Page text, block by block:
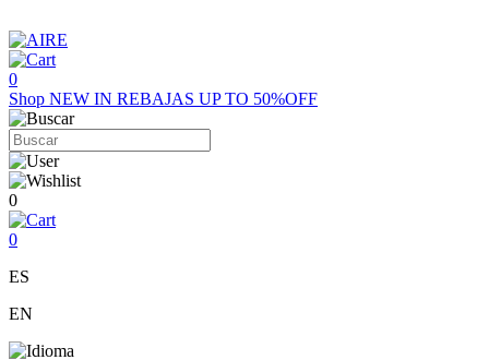
0
Shop NEW IN REBAJAS UP TO 50%OFF
0
0
ES
EN